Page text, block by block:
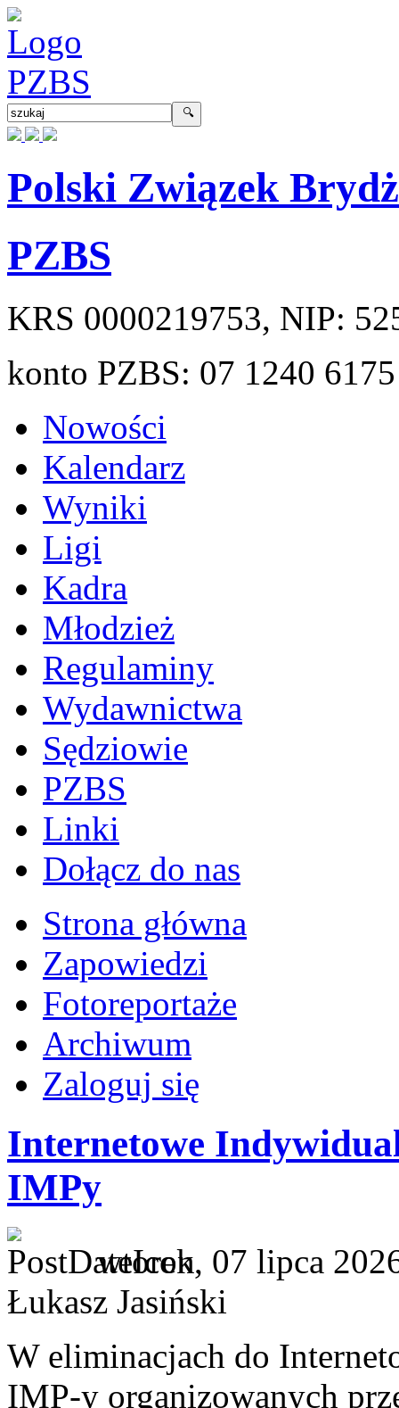
Polski Związek
PZBS
KRS 0000219753, NIP:
konto PZBS: 07 1240
Nowości
Kalendarz
Wyniki
Ligi
Kadra
Młodzież
Regulaminy
Wydawnictwa
Sędziowie
PZBS
Linki
Dołącz do nas
Strona główna
Zapowiedzi
Fotoreportaże
Archiwum
Zaloguj się
Internetowe
IMPy
wtorek, 07 lipca
Łukasz Jasiński
W eliminacjach do
IMP-y organizowanych